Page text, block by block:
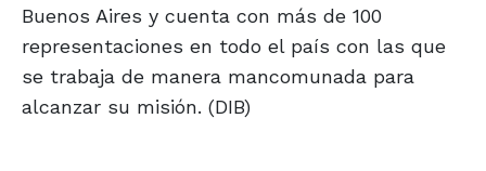
Buenos Aires y cuenta con más de 100
representaciones en todo el país con las que
se trabaja de manera mancomunada para
alcanzar su misión. (DIB)